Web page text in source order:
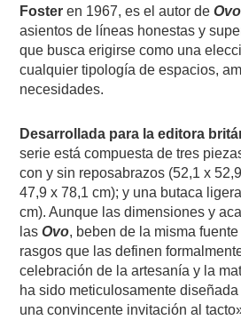
Foster en 1967, es el autor deOvo
asientos de líneas honestas y
que busca erigirse como una
cualquier tipología de espacios,
necesidades.
Desarrollada para la editora
serie está compuesta de tres
con y sin reposabrazos (52,1 x
47,9 x 78,1 cm); y una butaca
cm). Aunque las dimensiones y
lasOvo, beben de la misma
rasgos que las definen
celebración de la artesanía y la
ha sido meticulosamente
una convincente invitación al